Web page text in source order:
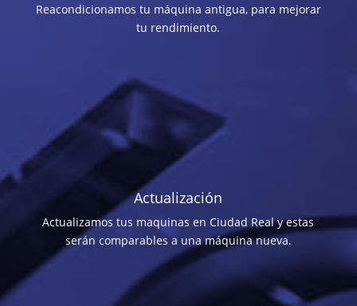
Reacondicionamos tu máquina antigua, para mejorar
tu rendimiento.
Actualización
Actualizamos tus maquinas en Ciudad Real y estas
serán comparables a una máquina nueva.